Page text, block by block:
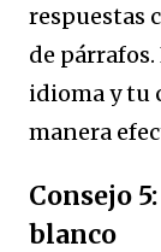
respuestas
de
idioma y tu
manera
Consejo
blanco